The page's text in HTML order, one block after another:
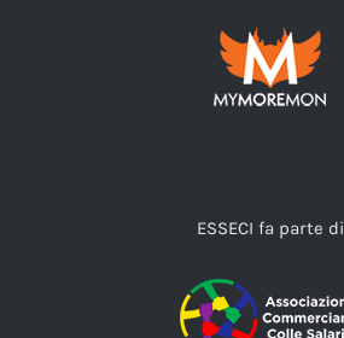
ESSECI fa parte di